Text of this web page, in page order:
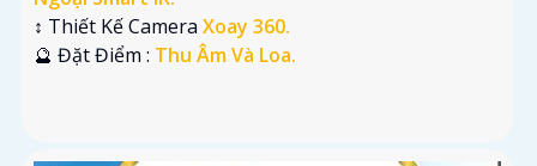
↕️ Thiết Kế Camera Xoay 360.
️🔮 Đặt Điểm : Thu Âm Và Loa.